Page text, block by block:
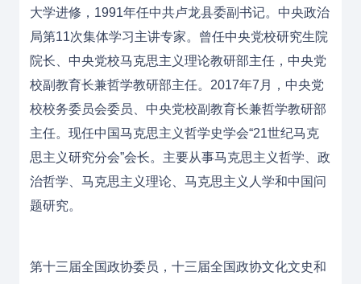
大学进修，1991年任中共卢龙县委副书记。中央政治
局第11次集体学习主讲专家。曾任中央党校研究生院
院长、中央党校马克思主义理论教研部主任，中央党
校副教育长兼哲学教研部主任。2017年7月，中央党
校校务委员会委员、中央党校副教育长兼哲学教研部
主任。 现任中国马克思主义哲学史学会“21世纪马克
思主义研究分会”会长。 主要从事马克思主义哲学、政
治哲学、马克思主义理论、马克思主义人学和中国问
题研究。
第十三届全国政协委员 ，十三届全国政协文化文史和